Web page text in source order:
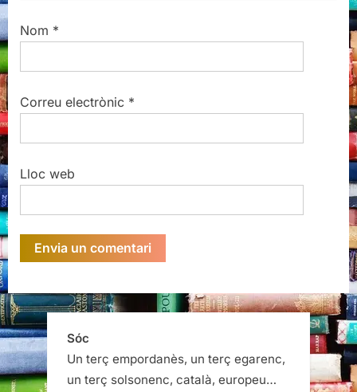
Nom *
Correu electrònic *
Lloc web
Sóc
Un terç empordanès, un terç egarenc,
un terç solsonenc, català, europeu…